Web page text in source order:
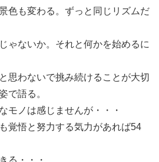
色も変わる。ずっと同じリズムだ
ゃないか。それと何かを始めるに
思わないで挑み続けることが大切
で語る。
モノは感じませんが・・・
覚悟と努力する気力があれば54
る・・・